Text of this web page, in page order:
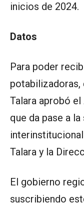
inicios de 2024.
Datos
Para poder
potabilizadoras,
Talara aprobó
que da pase a
Talara y la
El gobierno
suscribiendo